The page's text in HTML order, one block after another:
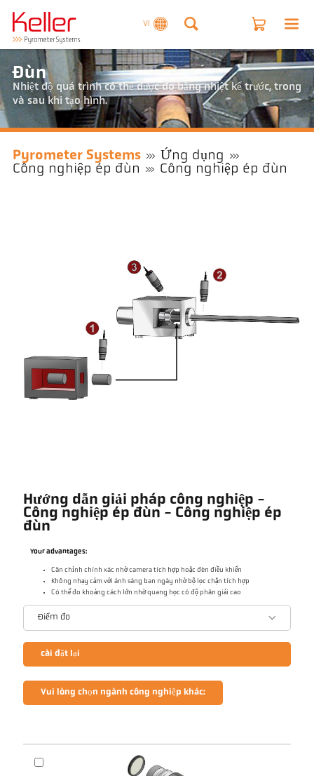
VI
Đùn
Nhiệt độ quá trình có thể được đo bằng nhiệt kế trước, trong
và sau khi tạo hình.
Pyrometer Systems
Ứng dụng
Công nghiệp ép đùn
Công nghiệp ép đùn
Hướng dẫn giải pháp công nghiệp -
Công nghiệp ép đùn - Công nghiệp ép
đùn
Your advantages:
Căn chỉnh chính xác nhờ camera tích hợp hoặc đèn điều khiển
Không nhạy cảm với ánh sáng ban ngày nhờ bộ lọc chặn tích hợp
Có thể đo khoảng cách lớn nhờ quang học có độ phân giải cao
Điểm đo
cài đặt lại
Vui lòng chọn ngành công nghiệp khác: